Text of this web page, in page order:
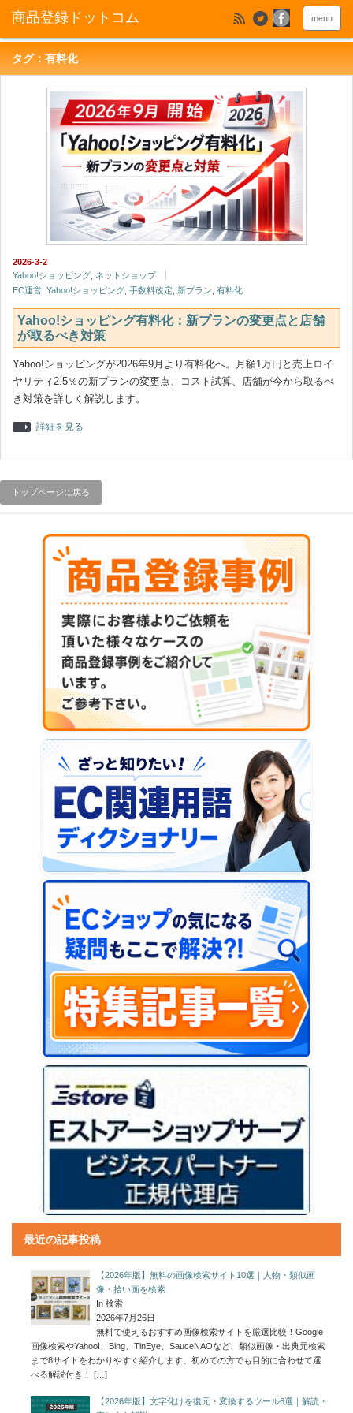
menu
タグ：有料化
2026-3-2
Yahoo!ショッピング ネットショップ
EC運営 Yahoo!ショッピング 手数料改定 新プラン 有料化
Yahoo!ショッピング有料化：新プランの変更点と店舗
が取るべき対策
Yahoo!ショッピングが2026年9月より有料化へ。月額1万円と売上ロイ
ヤリティ2.5％の新プランの変更点、コスト試算、店舗が今から取るべ
き対策を詳しく解説します。
詳細を見る
トップページに戻る
最近の記事投稿
【2026年版】無料の画像検索サイト10選｜人物・類似画
像・拾い画を検索
In 検索
2026年7月26日
無料で使えるおすすめ画像検索サイトを厳選比較！Google
画像検索やYahoo!、Bing、TinEye、SauceNAOなど、類似画像・出典元検索
まで8サイトをわかりやすく紹介します。初めての方でも目的に合わせて選
べる解説付き！
[…]
【2026年版】文字化けを復元・変換するツール6選｜解読・